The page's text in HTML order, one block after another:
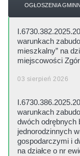
OGŁOSZENIA
warunkach
mieszkalny” na
miejscowości
03 sierpień 2026
warunkach
dwóch odrębnych
jednorodzinnych
gospodarczymi i
na działce o nr